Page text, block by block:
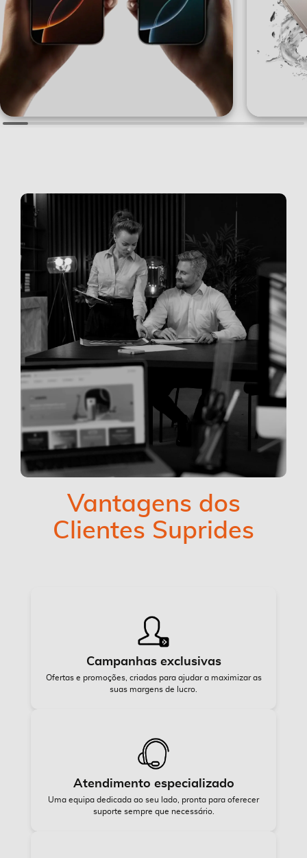
Vantagens dos
Clientes Suprides
Campanhas exclusivas
Ofertas e promoções, criadas para ajudar a maximizar as
suas margens de lucro.
Atendimento especializado
Uma equipa dedicada ao seu lado, pronta para oferecer
suporte sempre que necessário.